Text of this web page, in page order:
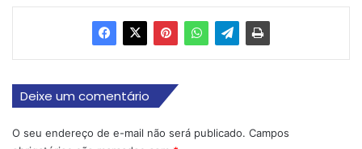
Deixe um comentário
O seu endereço de e-mail não será publicado. Campos